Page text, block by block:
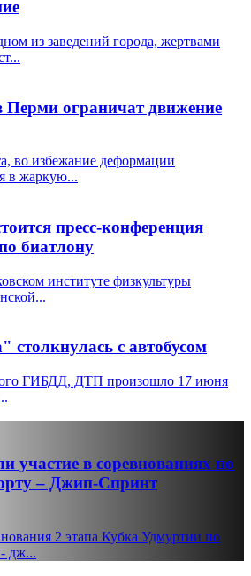
из заведений города, жертвами
Перми ограничат движение
во избежание деформации
в жаркую...
пресс-конференция
биатлону
институте физкультуры
с автобусом
ГИБДД, ДТП произошло 17 июня
участие в соревнованиях по
– Джип-Спринт
2 этапа Кубка Удмуртии по
дж...